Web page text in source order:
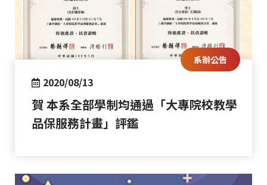
系辦公告
2020/08/13
賀 本系全部學制均通過「大專院校教學
品保服務計畫」評鑑